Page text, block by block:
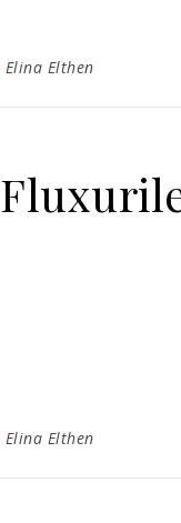
Elina Elthen
Elina Elthen